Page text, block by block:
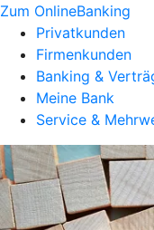
Zum OnlineBanking
Privatkunden
Firmenkunden
Banking &
Meine Bank
Service &